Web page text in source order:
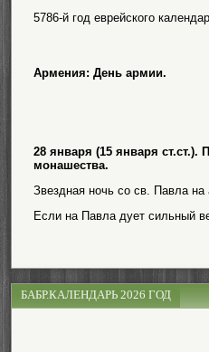
5786-й год еврейского
Армения: День армии.
28 января (15 января
монашества.
Звездная ночь со св. Павла
Если на Павла дует сильный
БАБР.КАЛЕНДАРЬ 2026 ГОД